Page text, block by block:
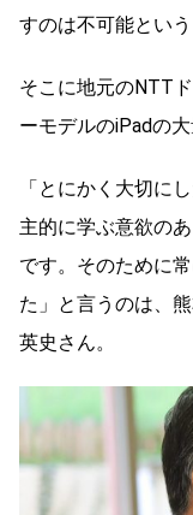
すのは不可能とい
そこに地元のNTT
ーモデルのiPadの大
「とにかく大切に
主的に学ぶ意欲の
です。そのために
た」と言うのは、
英史さん。